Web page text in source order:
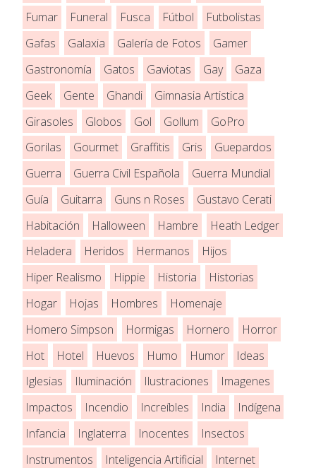
Fumar
Funeral Fusca Fútbol
Futbolistas
Gafas
Galaxia Galería de Fotos
Gamer
Gastronomía
Gatos Gaviotas Gay
Gaza
Geek
Gente Ghandi
Gimnasia Artistica
Girasoles
Globos Gol Gollum
GoPro
Gorilas
Gourmet Graffitis Gris
Guepardos
Guerra
Guerra Civil Española
Guerra Mundial
Guía
Guitarra Guns n Roses
Gustavo Cerati
Habitación
Halloween Hambre
Heath Ledger
Heladera
Heridos Hermanos
Hijos
Hiper Realismo
Hippie Historia
Historias
Hogar
Hojas Hombres
Homenaje
Homero Simpson
Hormigas Hornero
Horror
Hot
Hotel Huevos Humo Humor
Ideas
Iglesias
Iluminación Ilustraciones
Imagenes
Impactos
Incendio Increíbles India
Indígena
Infancia
Inglaterra Inocentes
Insectos
Instrumentos
Inteligencia Artificial
Internet